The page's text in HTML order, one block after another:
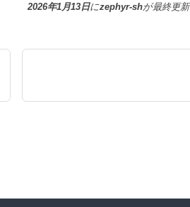
2026年1月13日にzephyr-shが最終更新